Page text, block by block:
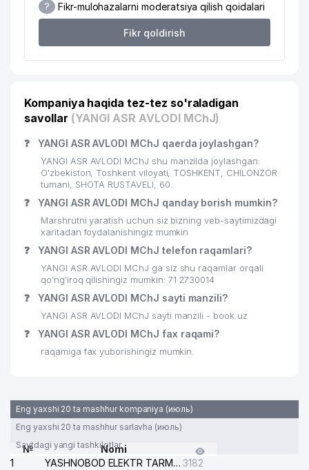
22 MAGNUM MEDIKAL SERVIS MChJ 721 м
ELLIPS UDP MChJ
25 BILAG'ON-DONO MChJ
26 DOKTOR-SERVIS MChJ 727 м
27 HAPPY TOUR MChJ 730 м
28
ALISHER STOM XUSUSIY
735 м
29 ASIA DENKRISER XK MChJ
MURUVVAT DENTA SERVIS XUSUSIY
KORXONASI
751 м
SVODNIY MEDIA PRICE MChJ
32
YUKSAK-TA'LIM ZIYO NODAVLAT
34 MS-TEX XUSUSIY KORXONASI 761 м
35 SUPER ASTRON MChJ
36 TAKOMA LTD MChJ
? Fikr-mulohazalarni moderatsiya qilish qoidalari
Fikr qoldirish
Kompaniya haqida tez-tez so'raladigan
savollar (YANGI ASR AVLODI MChJ)
❓ YANGI ASR AVLODI MChJ qaerda joylashgan?
YANGI ASR AVLODI MChJ shu manzilda joylashgan:
O'zbekiston, Toshkent viloyati, TOSHKENT, CHILONZOR
tumani, SHOTA RUSTAVELI, 60.
❓ YANGI ASR AVLODI MChJ qanday borish mumkin?
Marshrutni yaratish uchun siz bizning veb-saytimizdagi
xaritadan foydalanishingiz mumkin
❓ YANGI ASR AVLODI MChJ telefon raqamlari?
YANGI ASR AVLODI MChJ ga siz shu raqamlar orqali
qo’ng’iroq qilishingiz mumkin: 71 2730014
❓ YANGI ASR AVLODI MChJ sayti manzili?
YANGI ASR AVLODI MChJ sayti manzili - book.uz
❓ YANGI ASR AVLODI MChJ fax raqami?
raqamiga fax yuborishingiz mumkin.
Eng yaxshi 20 ta mashhur kompaniya (июль)
Eng yaxshi 20 ta mashhur sarlavha (июль)
Saytdagi yangi tashkilotlar
№
Nomi
1
YASHNOBOD ELEKTR TARMOG'I NOSOZLIKLARI XIZMATI 3182